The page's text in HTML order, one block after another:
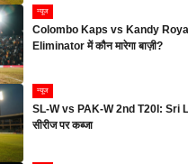
न्यूज
Colombo Kaps vs Kandy
Eliminator में कौन मारेगा बाज़ी?
न्यूज
SL-W vs PAK-W 2nd T20I: Sri
सीरीज पर कब्जा